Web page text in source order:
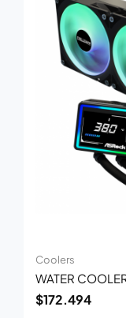
Coolers
WATER
$172.494